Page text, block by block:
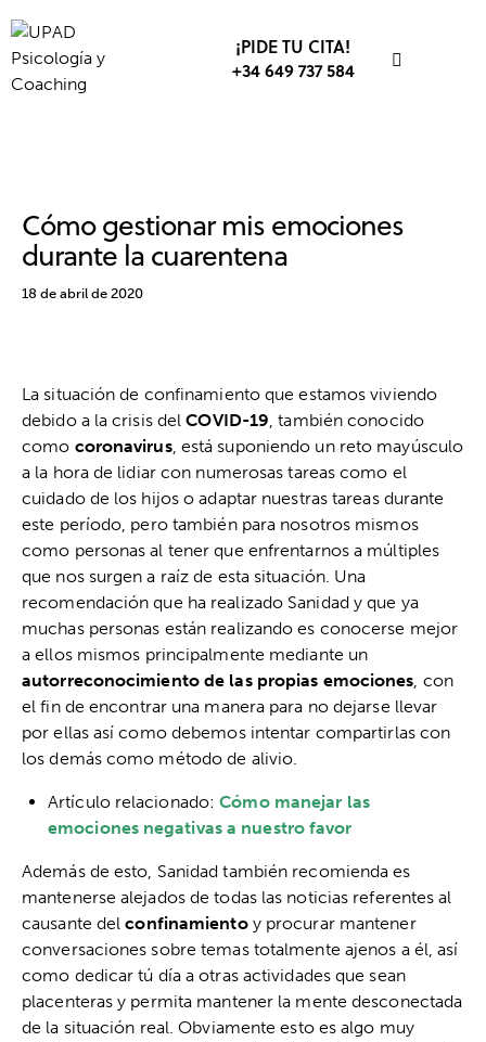
¡PIDE TU CITA!
+34 649 737 584
Cómo gestionar mis emociones
durante la cuarentena
18 de abril de 2020
La situación de confinamiento que estamos viviendo
debido a la crisis delCOVID-19, también conocido
como coronavirus, está suponiendo un reto mayúsculo
a la hora de lidiar con numerosas tareas como el
cuidado de los hijos o adaptar nuestras tareas durante
este período, pero también para nosotros mismos
como personas al tener que enfrentarnos a múltiples
que nos surgen a raíz de esta situación. Una
recomendación que ha realizado Sanidad y que ya
muchas personas están realizando es conocerse mejor
a ellos mismos principalmente mediante un
autorreconocimiento de las propias emociones, con
el fin de encontrar una manera para no dejarse llevar
por ellas así como debemos intentar compartirlas con
los demás como método de alivio.
Artículo relacionado:Cómo manejar las
emociones negativas a nuestro favor
Además de esto, Sanidad también recomienda es
mantenerse alejados de todas las noticias referentes al
causante delconfinamientoy procurar mantener
conversaciones sobre temas totalmente ajenos a él, así
como dedicar tú día a otras actividades que sean
placenteras y permita mantener la mente desconectada
de la situación real. Obviamente esto es algo muy